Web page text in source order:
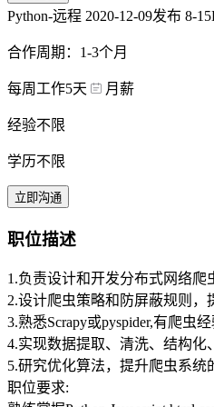
Python-远程 2020-12-09发布 8-
合作周期：1-3个月
每周工作5天 月薪
经验不限
学历不限
立即沟通
职位描述
1.负责设计和开发分布式网络
2.设计爬虫策略和防屏蔽规则
3.熟悉Scrapy或pyspider,有爬虫
4.实现数据提取、清洗、结构化
5.研究优化算法，提升爬虫系统
职位要求: